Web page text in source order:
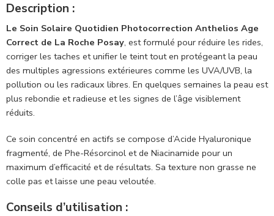
Description :
Le Soin Solaire Quotidien Photocorrection Anthelios Age
Correct de La Roche Posay, est formulé pour réduire les rides,
corriger les taches et unifier le teint tout en protégeant la peau
des multiples agressions extérieures comme les UVA/UVB, la
pollution ou les radicaux libres. En quelques semaines la peau est
plus rebondie et radieuse et les signes de l’âge visiblement
réduits.
Ce soin concentré en actifs se compose d’Acide Hyaluronique
fragmenté, de Phe-Résorcinol et de Niacinamide pour un
maximum d’efficacité et de résultats. Sa texture non grasse ne
colle pas et laisse une peau veloutée.
Conseils d’utilisation :